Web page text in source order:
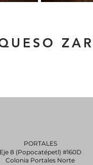
PORTALES
Eje 8 (Popocatépetl) #160D
Colonia Portales Norte